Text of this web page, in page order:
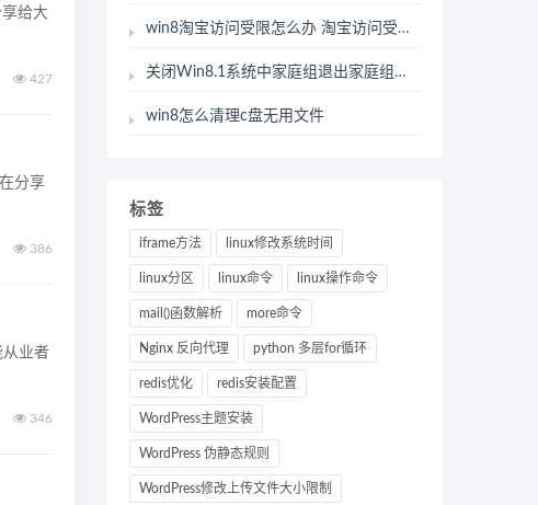
给大
427
分享
386
从业者
346
win8淘宝访问受限怎么办 淘宝访问受限解决方法
关闭Win8.1系统中家庭组退出家庭组的办法
win8怎么清理c盘无用文件
标签
iframe方法 linux修改系统时间
linux分区 linux命令 linux操作命令
mail()函数解析 more命令
Nginx 反向代理 python 多层for循环
redis优化 redis安装配置
WordPress主题安装
WordPress 伪静态规则
WordPress修改上传文件大小限制